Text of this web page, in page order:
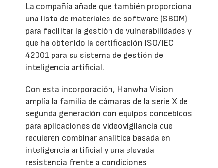
La compañía añade que también proporciona
una lista de materiales de software (SBOM)
para facilitar la gestión de vulnerabilidades y
que ha obtenido la certificación ISO/IEC
42001 para su sistema de gestión de
inteligencia artificial.
Con esta incorporación, Hanwha Vision
amplía la familia de cámaras de la serie X de
segunda generación con equipos concebidos
para aplicaciones de videovigilancia que
requieren combinar analítica basada en
inteligencia artificial y una elevada
resistencia frente a condiciones